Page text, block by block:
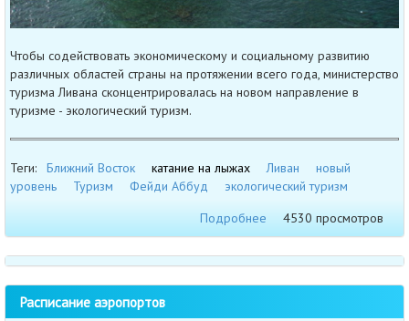
Чтобы содействовать экономическому и социальному развитию
различных областей страны на протяжении всего года, министерство
туризма Ливана сконцентрировалась на новом направление в
туризме - экологический туризм.
Теги: Ближний Восток катание на лыжах Ливан
новый
уровень
Туризм Фейди Аббуд
экологический туризм
Подробнее
4530 просмотров
Расписание аэропортов